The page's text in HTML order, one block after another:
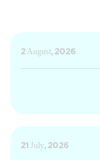
2 August, 2026
21 July, 2026